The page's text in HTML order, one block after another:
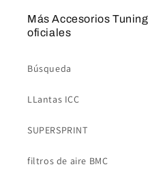
Más Accesorios
oficiales
Búsqueda
LLantas ICC
SUPERSPRINT
filtros de aire BMC